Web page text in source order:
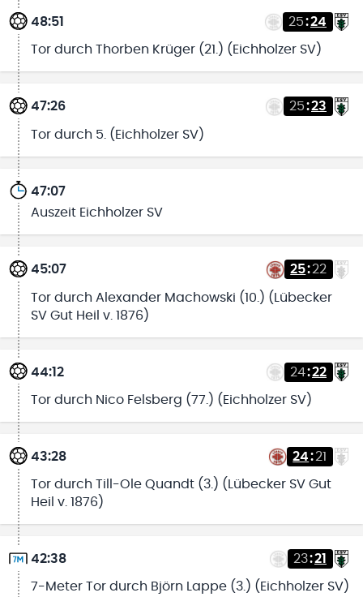
48:51 25:24
Tor durch Thorben Krüger (21.) (Eichholzer SV)
47:26 25:23
Tor durch 5. (Eichholzer SV)
47:07
Auszeit Eichholzer SV
45:07 25:22
Tor durch Alexander Machowski (10.) (Lübecker
SV Gut Heil v. 1876)
44:12 24:22
Tor durch Nico Felsberg (77.) (Eichholzer SV)
43:28 24:21
Tor durch Till-Ole Quandt (3.) (Lübecker SV Gut
Heil v. 1876)
42:38 23:21
7-Meter Tor durch Björn Lappe (3.) (Eichholzer SV)